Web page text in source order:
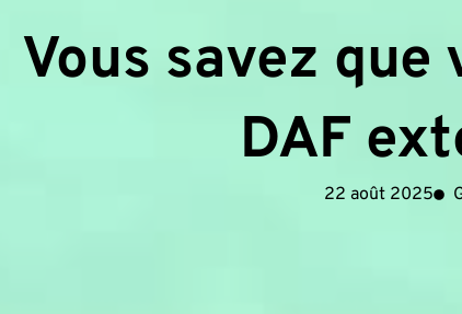
Vous savez que
DAF
22 août 2025